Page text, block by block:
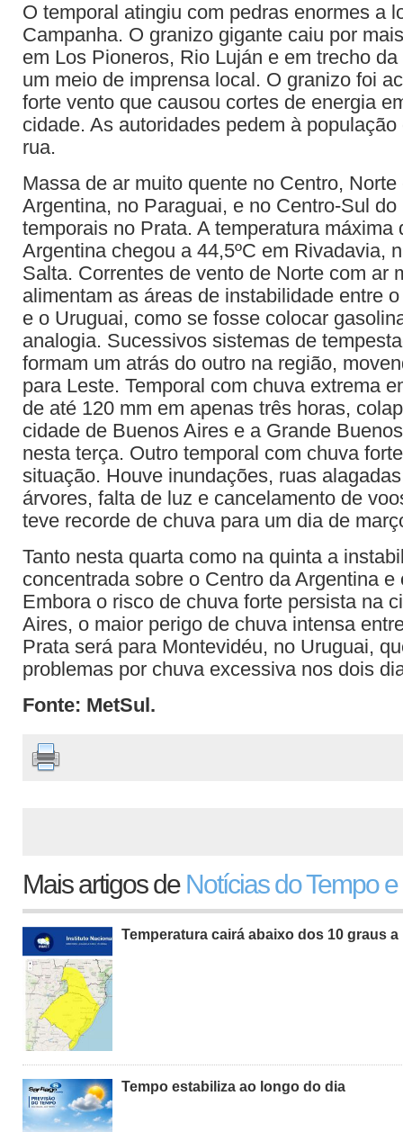
O temporal atingiu com pedras enormes a
Campanha. O granizo gigante caiu por
em Los Pioneros, Rio Luján e em trecho
um meio de imprensa local. O granizo foi
forte vento que causou cortes de energia
cidade. As autoridades pedem à
rua.
Massa de ar muito quente no Centro,
Argentina, no Paraguai, e no Centro-Sul
temporais no Prata. A temperatura máxima
Argentina chegou a 44,5ºC em Rivadavia,
Salta. Correntes de vento de Norte com ar
alimentam as áreas de instabilidade entre
e o Uruguai, como se fosse colocar
analogia. Sucessivos sistemas de
formam um atrás do outro na região,
para Leste. Temporal com chuva extrema
de até 120 mm em apenas três horas,
cidade de Buenos Aires e a Grande
nesta terça. Outro temporal com chuva
situação. Houve inundações, ruas
árvores, falta de luz e cancelamento de
teve recorde de chuva para um dia de
Tanto nesta quarta como na quinta a
concentrada sobre o Centro da Argentina e
Embora o risco de chuva forte persista na
Aires, o maior perigo de chuva intensa
Prata será para Montevidéu, no Uruguai,
problemas por chuva excessiva nos dois
Fonte: MetSul.
Mais artigos de Notícias do Tempo
Temperatura cairá abaixo dos 10 graus
Tempo estabiliza ao longo do dia